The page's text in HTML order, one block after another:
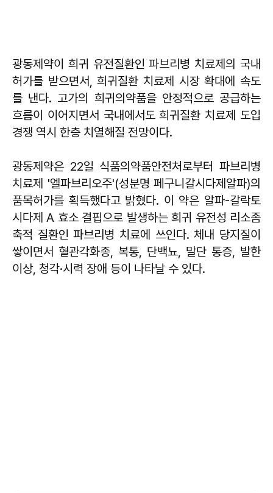
광동제약이 희귀 유전질환인 파브리병 치료제의 국내
허가를 받으면서, 희귀질환 치료제 시장 확대에 속도
를 낸다. 고가의 희귀의약품을 안정적으로 공급하는
흐름이 이어지면서 국내에서도 희귀질환 치료제 도입
경쟁 역시 한층 치열해질 전망이다.
광동제약은 22일 식품의약품안전처로부터 파브리병
치료제 '엘파브리오주'(성분명 페구니갈시다제알파)의
품목허가를 획득했다고 밝혔다. 이 약은 알파-갈락토
시다제 A 효소 결핍으로 발생하는 희귀 유전성 리소좀
축적 질환인 파브리병 치료에 쓰인다. 체내 당지질이
쌓이면서 혈관각화종, 복통, 단백뇨, 말단 통증, 발한
이상, 청각·시력 장애 등이 나타날 수 있다.